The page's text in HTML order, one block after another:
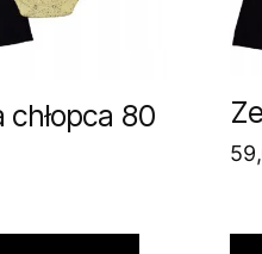
chłopca 80